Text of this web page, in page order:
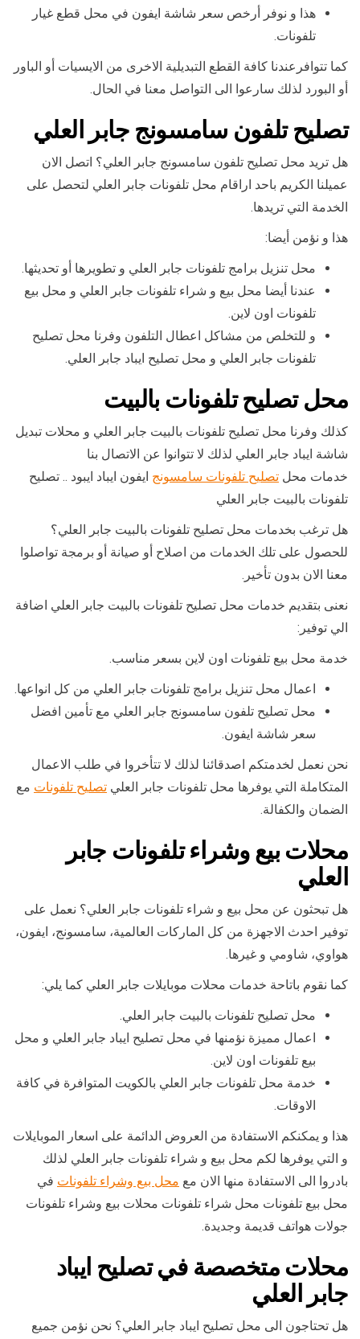
هذا و نوفر أرخص سعر شاشة ايفون في محل قطع غيار
تلفونات.
كما تتوافرعندنا كافة القطع التبديلية الاخرى من الايسيات أو الباور
أو البورد لذلك سارعوا الى التواصل معنا في الحال.
تصليح تلفون سامسونج جابر العلي
هل تريد محل تصليح تلفون سامسونج جابر العلي؟ اتصل الان
عميلنا الكريم باحد اراقام محل تلفونات جابر العلي لتحصل على
الخدمة التي تريدها.
هذا و نؤمن أيضا:
محل تنزيل برامج تلفونات جابر العلي و تطويرها أو تحديثها.
عندنا أيضا محل بيع و شراء تلفونات جابر العلي و محل بيع
تلفونات اون لاين.
و للتخلص من مشاكل اعطال التلفون وفرنا محل تصليح
تلفونات جابر العلي و محل تصليح ايباد جابر العلي.
محل تصليح تلفونات بالبيت
كذلك وفرنا محل تصليح تلفونات بالبيت جابر العلي و محلات تبديل
شاشة ايباد جابر العلي لذلك لا تتوانوا عن الاتصال بنا
خدمات محل تصليح تلفونات سامسونج ايفون ايباد ايبود .. تصليح
تلفونات بالبيت جابر العلي
هل ترغب بخدمات محل تصليح تلفونات بالبيت جابر العلي؟
للحصول على تلك الخدمات من اصلاح أو صيانة أو برمجة تواصلوا
معنا الان بدون تأخير.
نعنى بتقديم خدمات محل تصليح تلفونات بالبيت جابر العلي اضافة
الي توفير:
خدمة محل بيع تلفونات اون لاين بسعر مناسب.
اعمال محل تنزيل برامج تلفونات جابر العلي من كل انواعها.
محل تصليح تلفون سامسونج جابر العلي مع تأمين افضل
سعر شاشة ايفون.
نحن نعمل لخدمتكم اصدقائنا لذلك لا تتأخروا في طلب الاعمال
المتكاملة التي يوفرها محل تلفونات جابر العلي تصليح تلفونات مع
الضمان والكفالة.
محلات بيع وشراء تلفونات جابر
العلي
هل تبحثون عن محل بيع و شراء تلفونات جابر العلي؟ نعمل على
توفير احدث الاجهزة من كل الماركات العالمية، سامسونج، ايفون،
هواوي، شاومي و غيرها.
كما نقوم باتاحة خدمات محلات موبايلات جابر العلي كما يلي:
محل تصليح تلفونات بالبيت جابر العلي.
اعمال مميزة نؤمنها في محل تصليح ايباد جابر العلي و محل
بيع تلفونات اون لاين.
خدمة محل تلفونات جابر العلي بالكويت المتوافرة في كافة
الاوقات.
هذا و يمكنكم الاستفادة من العروض الدائمة على اسعار الموبايلات
و التي يوفرها لكم محل بيع و شراء تلفونات جابر العلي لذلك
بادروا الى الاستفادة منها الان مع محل بيع وشراء تلفونات في
محل بيع تلفونات محل شراء تلفونات محلات بيع وشراء تلفونات
جولات هواتف قديمة وجديدة.
محلات متخصصة في تصليح ايباد
جابر العلي
هل تحتاجون الى محل تصليح ايباد جابر العلي؟ نحن نؤمن جميع